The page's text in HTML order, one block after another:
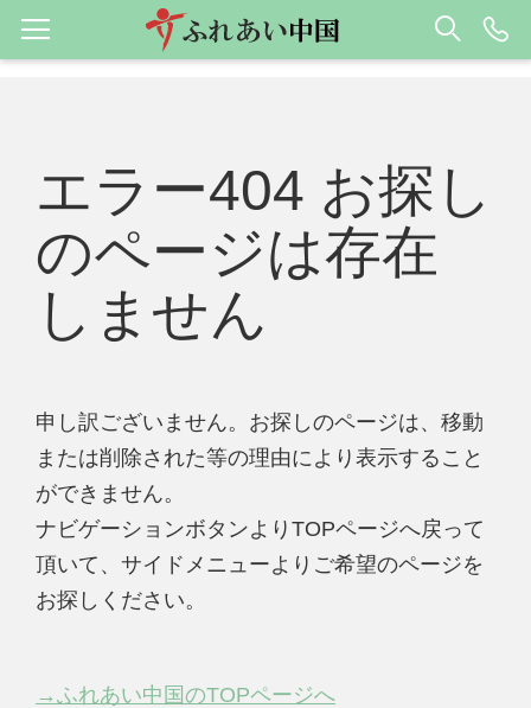
エラー404 お探し
のページは存在
しません
申し訳ございません。お探しのページは、移動
または削除された等の理由により表示すること
ができません。
ナビゲーションボタンよりTOPページへ戻って
頂いて、サイドメニューよりご希望のページを
お探しください。
→ふれあい中国のTOPページへ